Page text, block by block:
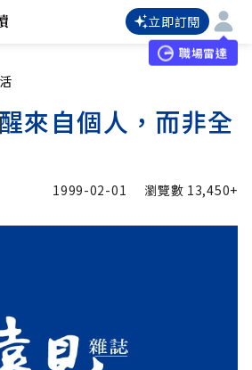
立即訂閱
職場雷達
來自個人，而非全
1999-02-01 瀏覽數 13,450+